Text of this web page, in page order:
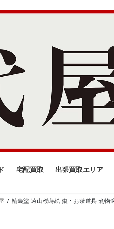
宅配買取 出張買取エリア
輪島塗 遠山桜蒔絵 棗・お茶道具 煮物